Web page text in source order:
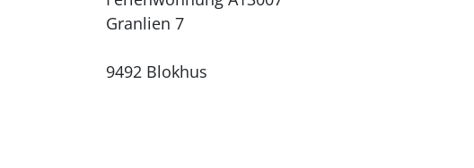
Granlien 7
9492 Blokhus